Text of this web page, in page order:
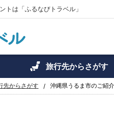
は「ふるなびトラベル」
旅行先からさがす
先からさがす 沖縄県うるま市のご紹介